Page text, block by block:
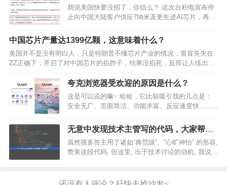
有 7nm 及以下芯片出货将停止。如何看待
这一行为？
我说美国快要没招了，你信么？ 这次台积电宣布停
止向中国大陆客户供应7纳米及更先进AI芯片，再加
为，台积电在高端芯片领域，已经彻底把大陆给拉
黑了，这也意味着中美芯片战已经到了最关键的时
刻，一旦我们克…
中国芯片产量达1399亿颗，这意味着什么？
美国并不是没有明白人，只是特朗普不懂芯片产业的情况，冒冒失失在
ZZ正确下，开启了对中国芯片的掐脖子，结果没掐死，反而让人练出了
铁肺。 芯片是所有科技产业的上游，美国原本在上游呆得很舒服，靠英
伟达、AMD、德州仪器、高通等这些几十年霸主地位的…
夸克浏览器受欢迎的原因是什么？
这是可以说的嘛~ 哈哈，它比较吸引我的几点是：
安全无广、页面简洁、功能丰富、反应速度快......
整，没有花里胡哨的各种资讯推送，热搜日报整理
归纳好，想看再点开查看，看着舒适度直接拉满！
实…
无意中发现技术主管写的代码，大家帮忙
看看什么水平?
虽然很多答主用了诸如“典范级”、“心旷神怡” 的形容,
赞美这段代码, 但这里, 出于技术讨论的动机, 我说说
种方法. 泛型…